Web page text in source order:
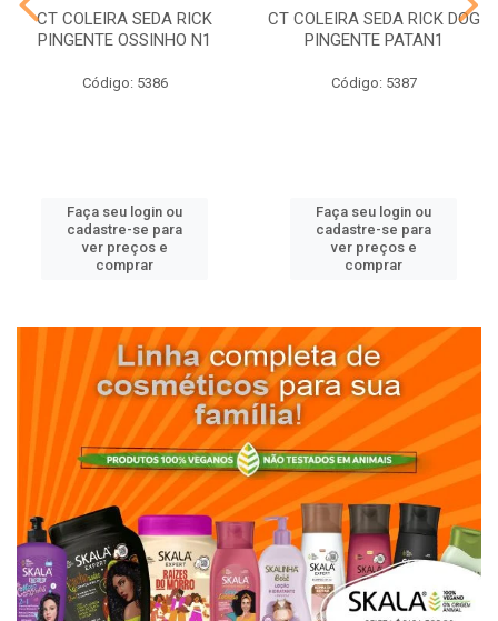
CT COLEIRA SEDA RICK
PINGENTE OSSINHO N1
Código: 5386
Faça seu login ou
cadastre-se para
ver preços e
comprar
CT COLEIRA SEDA RICK DOG
PINGENTE PATAN1
Código: 5387
Faça seu login ou
cadastre-se para
ver preços e
comprar